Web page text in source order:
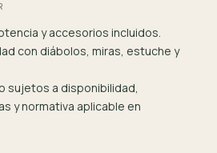
y accesorios incluidos.
con diábolos, miras, estuche y
sujetos a disponibilidad,
y normativa aplicable en